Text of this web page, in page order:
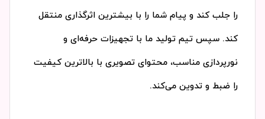
را جلب کند و پیام شما را با بیشترین اثرگذاری منتقل
کند. سپس تیم تولید ما با تجهیزات حرفه‌ای و
نورپردازی مناسب، محتوای تصویری با بالاترین کیفیت
را ضبط و تدوین می‌کند.